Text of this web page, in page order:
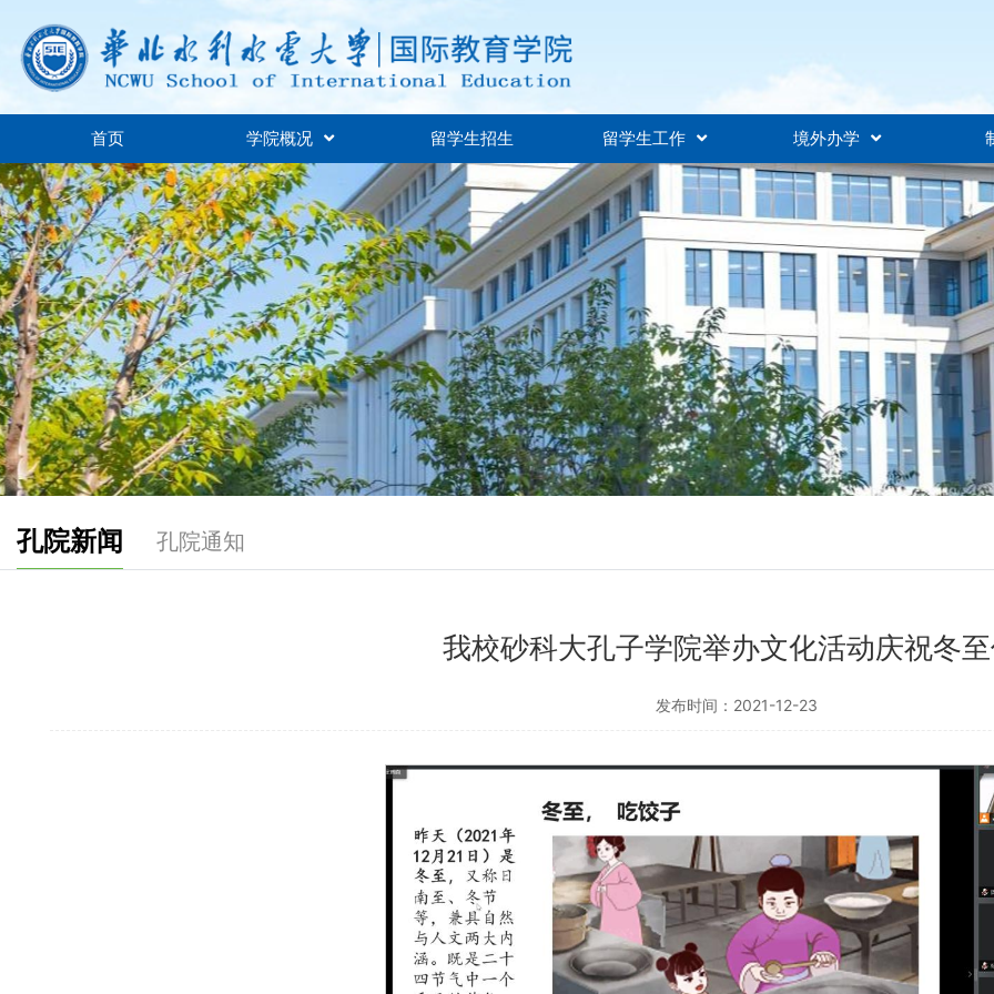
首页 学院概况 留学生招生 留学生工作 境外办学
孔院新闻 孔院通知
我校砂科大孔子学院举办文化活动庆祝冬
发布时间：2021-12-23